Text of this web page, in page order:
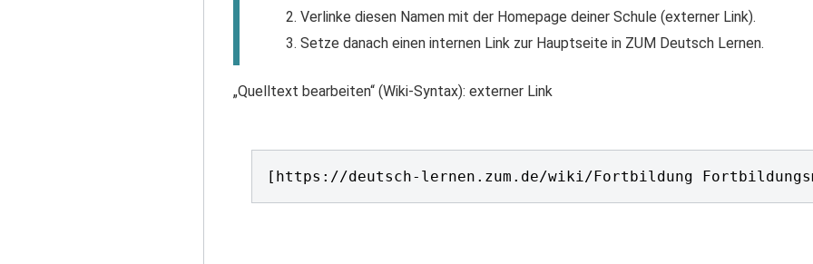
Verlinke diesen Namen mit der Homepage deiner Schule (externer Link).
Setze danach einen internen Link zur Hauptseite in ZUM Deutsch Lernen.
„Quelltext bearbeiten“ (Wiki-Syntax): externer Link
[https://deutsch-lernen.zum.de/wiki/Fortbildung